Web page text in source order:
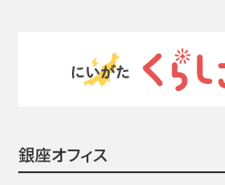
銀座オフィス